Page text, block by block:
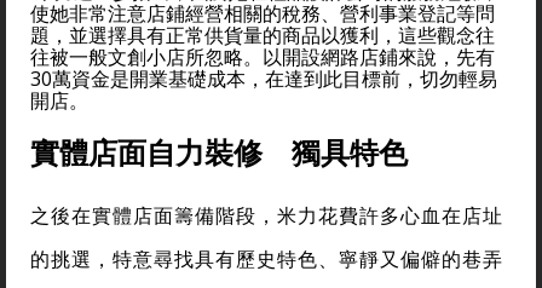
使她非常注意店鋪經營相關的稅務、營利事業登記等問
題，並選擇具有正常供貨量的商品以獲利，這些觀念往
往被一般文創小店所忽略。以開設網路店鋪來說，先有
30萬資金是開業基礎成本，在達到此目標前，切勿輕易
開店。
實體店面自力裝修 獨具特色
之後在實體店面籌備階段，米力花費許多心血在店址
的挑選，特意尋找具有歷史特色、寧靜又偏僻的巷弄